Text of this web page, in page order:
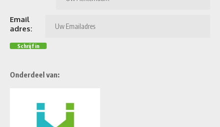
Email
adres:
Onderdeel van: